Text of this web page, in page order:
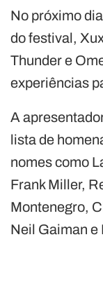
No próximo
do festival,
Thunder e
experiências
A
lista de
nomes como
Frank Miller,
Montenegro,
Neil Gaiman e